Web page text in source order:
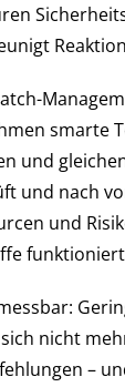
smarte
und
und nach
und
nicht
–